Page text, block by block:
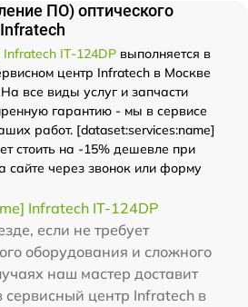
ПО) оптического
IT-124DP выполняется в
центр Infratech в Москве
все виды услуг и запчасти
гарантию - мы в сервисе
работ. [dataset:services:name]
стоить на -15% дешевле при
сайте через звонок или форму
Infratech IT-124DP
если не требует
оборудования и сложного
наш мастер доставит
сервисный центр Infratech в